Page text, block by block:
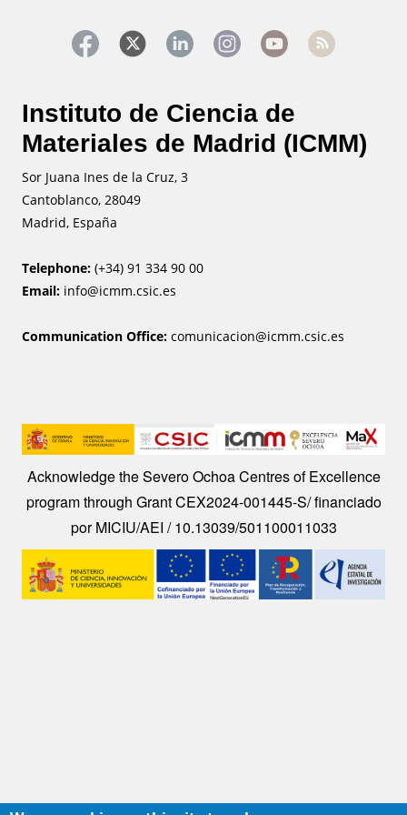
Instituto de Ciencia de
Materiales de Madrid (ICMM)
Sor Juana Ines de la Cruz, 3
Cantoblanco, 28049
Madrid, España
Telephone: (+34) 91 334 90 00
Email: info@icmm.csic.es
Communication Office: comunicacion@icmm.csic.es
Image
Acknowledge the Severo Ochoa Centres of Excellence
program through Grant CEX2024-001445-S/ financiado
por MICIU/AEI / 10.13039/501100011033
Image